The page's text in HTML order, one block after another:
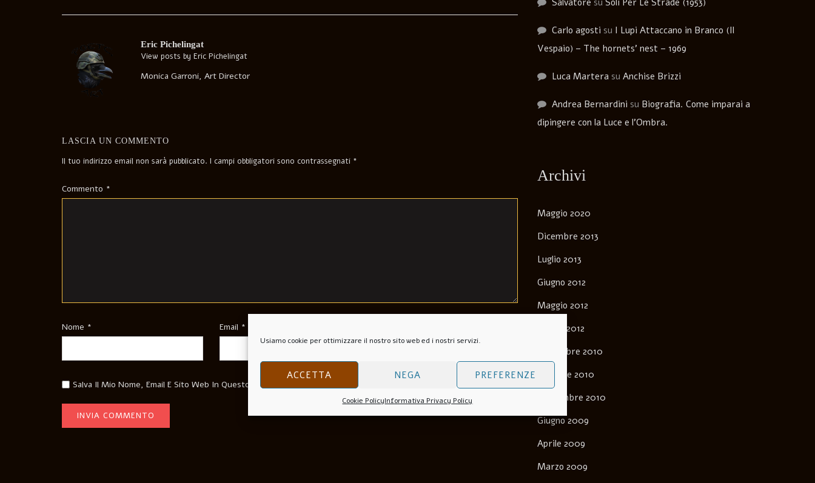
Usiamo cookie per ottimizzare il nostro sito web ed i nostri servizi.
ACCETTA NEGA PREFERENZE
Cookie PolicyInformativa Privacy Policy
Eric Pichelingat
View posts by Eric Pichelingat
Monica Garroni, Art Director
LASCIA UN COMMENTO
Il tuo indirizzo email non sarà pubblicato. I campi obbligatori sono contrassegnati *
Commento *
Nome * Email *
Salva Il Mio Nome, Email E Sito Web In Questo Browser Per La Prossima Volta Che Commento.
Salvatore su Soli Per Le Strade (1953)
Carlo agosti su I Lupi Attaccano in Branco (Il
Vespaio) – The hornets’ nest – 1969
Luca Marterasu Anchise Brizzi
Andrea Bernardini su Biografia. Come imparai a
dipingere con la Luce e l’Ombra.
Archivi
Maggio 2020
Dicembre 2013
Luglio 2013
Giugno 2012
Maggio 2012
Marzo 2012
Novembre 2010
Ottobre 2010
Settembre 2010
Giugno 2009
Aprile 2009
Marzo 2009